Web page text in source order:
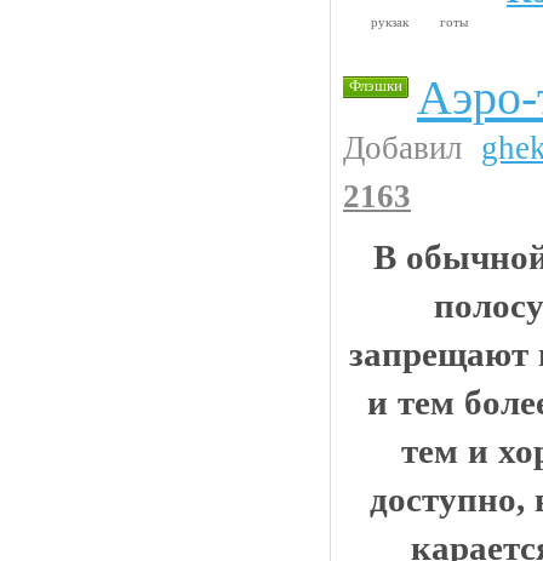
рукзак готы
Флэшки
Добавил
2163
В
запрещают
и тем
тем и
доступно,